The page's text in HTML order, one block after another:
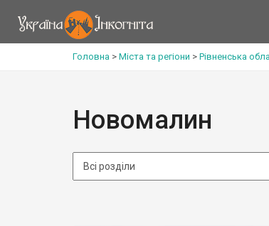
Головна > Міста та регіони > Рівненська
Новомалин